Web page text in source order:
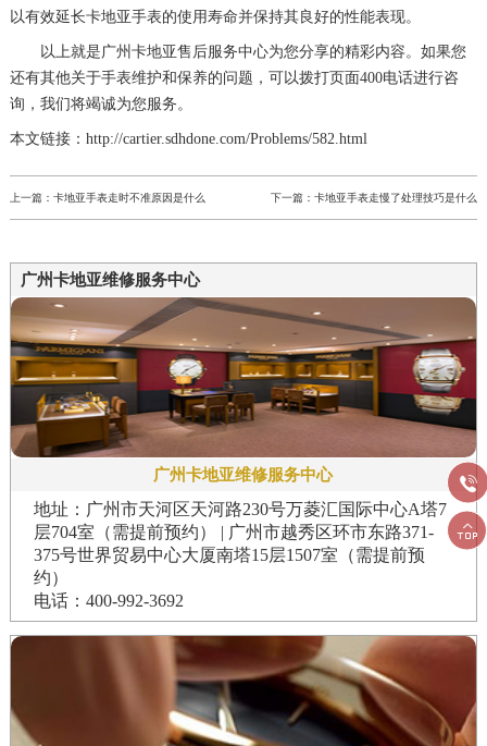
以有效延长卡地亚手表的使用寿命并保持其良好的性能表现。
以上就是广州卡地亚售后服务中心为您分享的精彩内容。如果您
还有其他关于手表维护和保养的问题，可以拨打页面400电话进行咨
询，我们将竭诚为您服务。
本文链接：http://cartier.sdhdone.com/Problems/582.html
上一篇： 卡地亚手表走时不准原因是什么 下一篇：卡地亚手表走慢了处理技巧是什么
广州卡地亚维修服务中心
广州卡地亚维修服务中心
地址：广州市天河区天河路230号万菱汇国际中心A塔7
层704室（需提前预约） | 广州市越秀区环市东路371-
375号世界贸易中心大厦南塔15层1507室（需提前预
约）
电话：400-992-3692

